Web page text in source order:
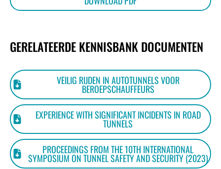
CONTACT
GERELATEERDE KENNISBANK DOCUMENTEN
VEILIG RIJDEN IN AUTOTUNNELS VOOR
BEROEPSCHAUFFEURS
EXPERIENCE WITH SIGNIFICANT INCIDENTS IN ROAD
TUNNELS
PROCEEDINGS FROM THE 10TH INTERNATIONAL
SYMPOSIUM ON TUNNEL SAFETY AND SECURITY (2023)